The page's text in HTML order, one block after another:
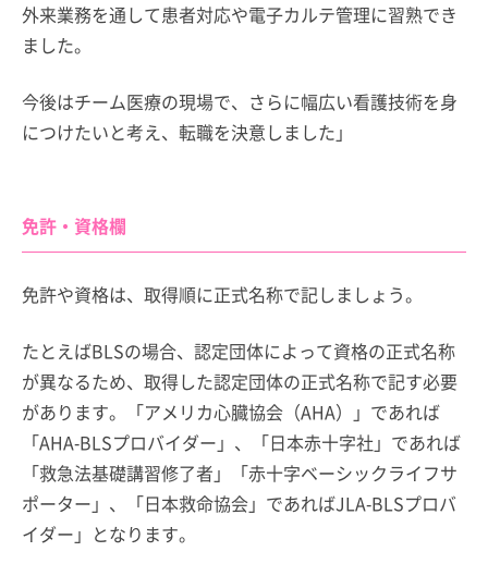
外来業務を通して患者対応や電子カルテ管理に習熟でき
ました。
今後はチーム医療の現場で、さらに幅広い看護技術を身
につけたいと考え、転職を決意しました」
免許・資格欄
免許や資格は、取得順に正式名称で記しましょう。
たとえばBLSの場合、認定団体によって資格の正式名称
が異なるため、取得した認定団体の正式名称で記す必要
があります。「アメリカ心臓協会（AHA）」であれば
「AHA-BLSプロバイダー」、「日本赤十字社」であれば
「救急法基礎講習修了者」「赤十字ベーシックライフサ
ポーター」、「日本救命協会」であればJLA-BLSプロバ
イダー」となります。